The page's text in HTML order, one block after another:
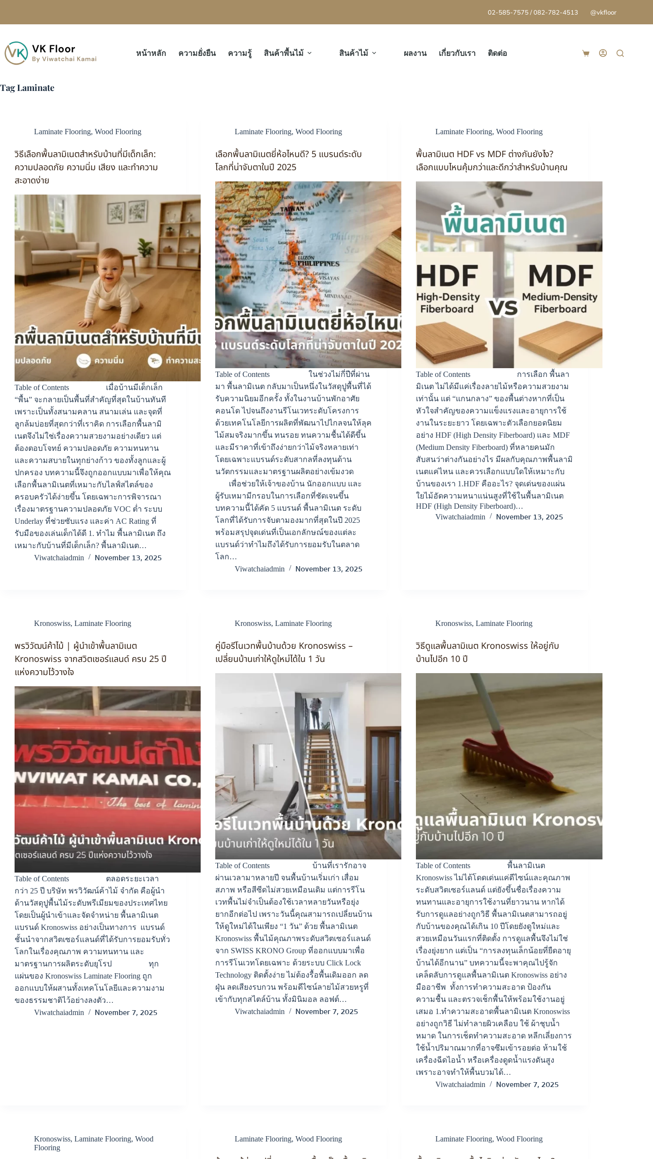
02-585-7575 / 082-782-4513 @vkfloor
หน้าหลัก ความยั่งยืน ความรู้ สินค้าพื้นไม้ สินค้าไม้ ผลงาน เกี่ยวกับเรา ติดต่อ
TagLaminate
Laminate Flooring, Wood Flooring
วิธีเลือกพื้นลามิเนตสำหรับบ้านที่มีเด็กเล็ก:
ความปลอดภัย ความนิ่ม เสียง และทำความ
สะอาดง่าย
Table of Contents เมื่อบ้านมีเด็กเล็ก
“พื้น” จะกลายเป็นพื้นที่สำคัญที่สุดในบ้านทันที
เพราะเป็นทั้งสนามคลาน สนามเล่น และจุดที่
ลูกล้มบ่อยที่สุดกว่าที่เราคิด การเลือกพื้นลามิ
เนตจึงไม่ใช่เรื่องความสวยงามอย่างเดียว แต่
ต้องตอบโจทย์ ความปลอดภัย ความทนทาน
และความสบายในทุกย่างก้าว ของทั้งลูกและผู้
ปกครอง บทความนี้จึงถูกออกแบบมาเพื่อให้คุณ
เลือกพื้นลามิเนตที่เหมาะกับไลฟ์สไตล์ของ
ครอบครัวได้ง่ายขึ้น โดยเฉพาะการพิจารณา
เรื่องมาตรฐานความปลอดภัย VOC ต่ำ ระบบ
Underlay ที่ช่วยซับแรง และค่า AC Rating ที่
รับมือของเล่นเด็กได้ดี 1. ทำไม พื้นลามิเนต ถึง
เหมาะกับบ้านที่มีเด็กเล็ก? พื้นลามิเนต…
Viwatchaiadmin
November 13, 2025
Laminate Flooring,Wood Flooring
เลือกพื้นลามิเนตยี่ห้อไหนดี? 5 แบรนด์ระดับ
โลกที่น่าจับตาในปี 2025
Table of Contents ในช่วงไม่กี่ปีที่ผ่าน
มา พื้นลามิเนต กลับมาเป็นหนึ่งในวัสดุปูพื้นที่ได้
รับความนิยมอีกครั้ง ทั้งในงานบ้านพักอาศัย
คอนโด ไปจนถึงงานรีโนเวทระดับโครงการ
ด้วยเทคโนโลยีการผลิตที่พัฒนาไปไกลจนให้ลุค
ไม้สมจริงมากขึ้น ทนรอย ทนความชื้นได้ดีขึ้น
และมีราคาที่เข้าถึงง่ายกว่าไม้จริงหลายเท่า
โดยเฉพาะแบรนด์ระดับสากลที่ลงทุนด้าน
นวัตกรรมและมาตรฐานผลิตอย่างเข้มงวด
เพื่อช่วยให้เจ้าของบ้าน นักออกแบบ และ
ผู้รับเหมามีกรอบในการเลือกที่ชัดเจนขึ้น
บทความนี้ได้คัด 5 แบรนด์ พื้นลามิเนต ระดับ
โลกที่ได้รับการจับตามองมากที่สุดในปี 2025
พร้อมสรุปจุดเด่นที่เป็นเอกลักษณ์ของแต่ละ
แบรนด์ว่าทำไมถึงได้รับการยอมรับในตลาด
โลก…
Viwatchaiadmin
November 13, 2025
Laminate Flooring,Wood Flooring
พื้นลามิเนต HDF vs MDF ต่างกันยังไง?
เลือกแบบไหนคุ้มกว่าและดีกว่าสำหรับบ้านคุณ
Table of Contents การเลือก พื้นลา
มิเนต ไม่ได้มีแค่เรื่องลายไม้หรือความสวยงาม
เท่านั้น แต่ “แกนกลาง” ของพื้นต่างหากที่เป็น
หัวใจสำคัญของความแข็งแรงและอายุการใช้
งานในระยะยาว โดยเฉพาะตัวเลือกยอดนิยม
อย่าง HDF (High Density Fiberboard) และ MDF
(Medium Density Fiberboard) ที่หลายคนมัก
สับสนว่าต่างกันอย่างไร มีผลกับคุณภาพพื้นลามิ
เนตแค่ไหน และควรเลือกแบบใดให้เหมาะกับ
บ้านของเรา 1.HDF คืออะไร? จุดเด่นของแผ่น
ใยไม้อัดความหนาแน่นสูงที่ใช้ในพื้นลามิเนต
HDF (High Density Fiberboard)…
Viwatchaiadmin
November 13, 2025
Kronoswiss, Laminate Flooring
พรวิวัฒน์ค้าไม้ | ผู้นำเข้าพื้นลามิเนต
Kronoswiss จากสวิตเซอร์แลนด์ ครบ 25 ปี
แห่งความไว้วางใจ
Table of Contents ตลอดระยะเวลา
กว่า 25 ปี บริษัท พรวิวัฒน์ค้าไม้ จำกัด คือผู้นำ
ด้านวัสดุปูพื้นไม้ระดับพรีเมียมของประเทศไทย
โดยเป็นผู้นำเข้าและจัดจำหน่าย พื้นลามิเนต
แบรนด์ Kronoswiss อย่างเป็นทางการ แบรนด์
ชั้นนำจากสวิตเซอร์แลนด์ที่ได้รับการยอมรับทั่ว
โลกในเรื่องคุณภาพ ความทนทาน และ
มาตรฐานการผลิตระดับยุโรป ทุก
แผ่นของ Kronoswiss Laminate Flooring ถูก
ออกแบบให้ผสานทั้งเทคโนโลยีและความงาม
ของธรรมชาติไว้อย่างลงตัว…
Viwatchaiadmin
November 7, 2025
Kronoswiss,Laminate Flooring
คู่มือรีโนเวทพื้นบ้านด้วย Kronoswiss –
เปลี่ยนบ้านเก่าให้ดูใหม่ได้ใน 1 วัน
Table of Contents บ้านที่เรารักอาจ
ผ่านเวลามาหลายปี จนพื้นบ้านเริ่มเก่า เสื่อม
สภาพ หรือสีซีดไม่สวยเหมือนเดิม แต่การรีโน
เวทพื้นไม่จำเป็นต้องใช้เวลาหลายวันหรือยุ่ง
ยากอีกต่อไป เพราะวันนี้คุณสามารถเปลี่ยนบ้าน
ให้ดูใหม่ได้ในเพียง “1 วัน” ด้วย พื้นลามิเนต
Kronoswiss พื้นไม้คุณภาพระดับสวิตเซอร์แลนด์
จาก SWISS KRONO Group ที่ออกแบบมาเพื่อ
การรีโนเวทโดยเฉพาะ ด้วยระบบ Click Lock
Technology ติดตั้งง่าย ไม่ต้องรื้อพื้นเดิมออก ลด
ฝุ่น ลดเสียงรบกวน พร้อมดีไซน์ลายไม้สวยหรูที่
เข้ากับทุกสไตล์บ้าน ทั้งมินิมอล ลอฟต์…
Viwatchaiadmin
November 7, 2025
Kronoswiss,Laminate Flooring
วิธีดูแลพื้นลามิเนต Kronoswiss ให้อยู่กับ
บ้านไปอีก 10 ปี
Table of Contents พื้นลามิเนต
Kronoswiss ไม่ได้โดดเด่นแค่ดีไซน์และคุณภาพ
ระดับสวิตเซอร์แลนด์ แต่ยังขึ้นชื่อเรื่องความ
ทนทานและอายุการใช้งานที่ยาวนาน หากได้
รับการดูแลอย่างถูกวิธี พื้นลามิเนตสามารถอยู่
กับบ้านของคุณได้เกิน 10 ปีโดยยังดูใหม่และ
สวยเหมือนวันแรกที่ติดตั้ง การดูแลพื้นจึงไม่ใช่
เรื่องยุ่งยาก แต่เป็น “การลงทุนเล็กน้อยที่ยืดอายุ
บ้านได้อีกนาน” บทความนี้จะพาคุณไปรู้จัก
เคล็ดลับการดูแลพื้นลามิเนต Kronoswiss อย่าง
มืออาชีพ ทั้งการทำความสะอาด ป้องกัน
ความชื้น และตรวจเช็กพื้นให้พร้อมใช้งานอยู่
เสมอ 1.ทำความสะอาดพื้นลามิเนต Kronoswiss
อย่างถูกวิธี ไม่ทำลายผิวเคลือบ ใช้ ผ้าชุบน้ำ
หมาด ในการเช็ดทำความสะอาด หลีกเลี่ยงการ
ใช้น้ำปริมาณมากที่อาจซึมเข้ารอยต่อ ห้ามใช้
เครื่องฉีดไอน้ำ หรือเครื่องดูดน้ำแรงดันสูง
เพราะอาจทำให้พื้นบวมได้…
Viwatchaiadmin
November 7, 2025
Kronoswiss, Laminate Flooring, Wood
Flooring
Laminate Flooring,Wood Flooring Laminate Flooring,Wood Flooring